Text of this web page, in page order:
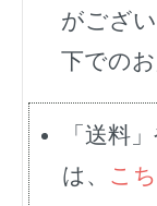
がござ
下での
「送料
は、 こ